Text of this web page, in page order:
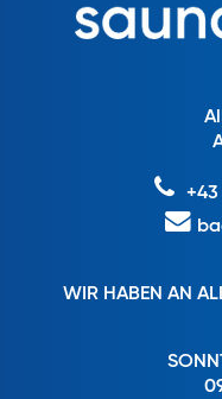
WIR HABEN AN